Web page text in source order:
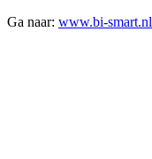
Ga naar: www.bi-smart.nl